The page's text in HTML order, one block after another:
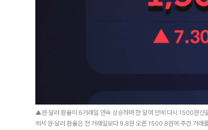
▲원·달러 환율이 6거래일 연속 상승하며 한 달여 만에 다시 1500원선
에서 원·달러 환율은 전 거래일보다 9.8원 오른 1500.8원에 주간 거래